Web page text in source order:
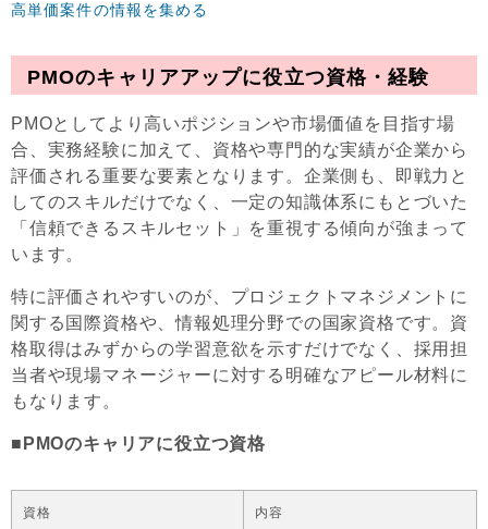
高単価案件の情報を集める
PMOのキャリアアップに役立つ資格・経験
PMOとしてより高いポジションや市場価値を目指す場
合、実務経験に加えて、資格や専門的な実績が企業から
評価される重要な要素となります。企業側も、即戦力と
してのスキルだけでなく、一定の知識体系にもとづいた
「信頼できるスキルセット」を重視する傾向が強まって
います。
特に評価されやすいのが、プロジェクトマネジメントに
関する国際資格や、情報処理分野での国家資格です。資
格取得はみずからの学習意欲を示すだけでなく、採用担
当者や現場マネージャーに対する明確なアピール材料に
もなります。
■PMOのキャリアに役立つ資格
資格 内容